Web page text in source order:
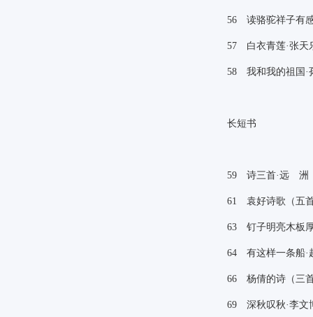
56 读骆驼祥子有
57 白衣青莲·张天
58 我和我的祖国·
长短书
59 诗三首·远 洲
61 袁好诗歌（五
63 钉子明亮木板
64 有这样一条船·
66 杨倩的诗（三
69 深秋叹秋·李文